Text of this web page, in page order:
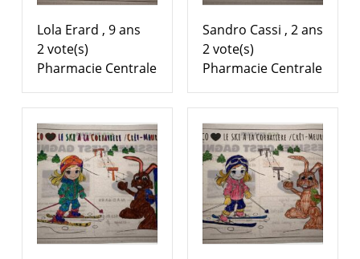
Lola Erard , 9 ans
2 vote(s)
Pharmacie Centrale
Sandro Cassi , 2 ans
2 vote(s)
Pharmacie Centrale